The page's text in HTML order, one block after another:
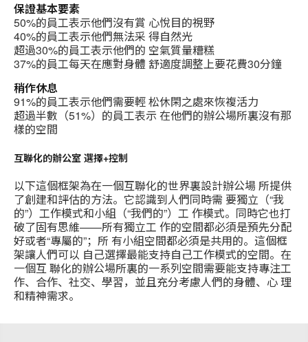
保證基本要素
50%的員工表示他們沒有賞 心悅目的視野
40%的員工表示他們無法采 得自然光
超過30%的員工表示他們的 空氣質量糟糕
37%的員工每天在應對身體 舒適度調整上要花費30分鐘
稍作休息
91%的員工表示他們需要輕 松休閑之處來恢複活力
超過半數（51%）的員工表示 在他們的辦公場所裏沒有那
樣的空間
互聯化的辦公室 選擇+控制
以下這個框架為在一個互聯化的世界裏設計辦公場 所提供
了創建和評估的方法。它認識到人們同時需 要獨立（“我
的”）工作模式和小組（“我們的”）工 作模式。同時它也打
破了固有思維——所有獨立工 作的空間都必須是預先分配
好或者“專屬的”；所 有小組空間都必須是共用的。這個框
架讓人們可以 自己選擇最能支持自己工作模式的空間。在
一個互 聯化的辦公場所裏的一系列空間需要能支持專注工
作、合作、社交、學習，並且充分考慮人們的身體、心 理
和精神需求。